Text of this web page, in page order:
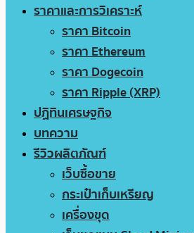
ราคาและการวิเคราะห์
ราคา Bitcoin
ราคา Ethereum
ราคา Dogecoin
ราคา Ripple (XRP)
ปฏิทินเศรษฐกิจ
บทความ
รีวิวผลิตภัณฑ์
เว็บซื้อขาย
กระเป๋าเก็บเหรียญ
เครื่องขุด